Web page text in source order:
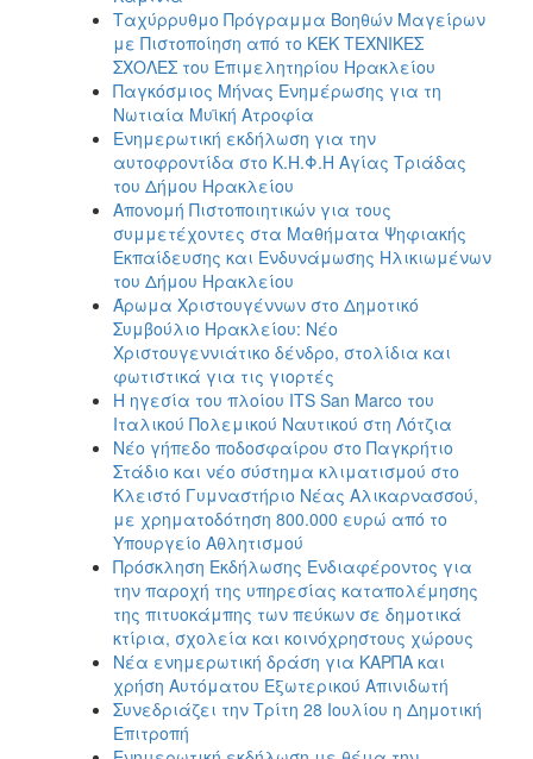
Ταχύρρυθμο Πρόγραμμα Βοηθών Μαγείρων
με Πιστοποίηση από το ΚΕΚ ΤΕΧΝΙΚΕΣ
ΣΧΟΛΕΣ του Επιμελητηρίου Ηρακλείου
Παγκόσμιος Μήνας Ενημέρωσης για τη
Νωτιαία Μυϊκή Ατροφία
Ενημερωτική εκδήλωση για την
αυτοφροντίδα στο Κ.Η.Φ.Η Αγίας Τριάδας
του Δήμου Ηρακλείου
Απονομή Πιστοποιητικών για τους
συμμετέχοντες στα Μαθήματα Ψηφιακής
Εκπαίδευσης και Ενδυνάμωσης Ηλικιωμένων
του Δήμου Ηρακλείου
Άρωμα Χριστουγέννων στο Δημοτικό
Συμβούλιο Ηρακλείου: Νέο
Χριστουγεννιάτικο δένδρο, στολίδια και
φωτιστικά για τις γιορτές
Η ηγεσία του πλοίου ITS San Marco του
Ιταλικού Πολεμικού Ναυτικού στη Λότζια
Νέο γήπεδο ποδοσφαίρου στο Παγκρήτιο
Στάδιο και νέο σύστημα κλιματισμού στο
Κλειστό Γυμναστήριο Νέας Αλικαρνασσού,
με χρηματοδότηση 800.000 ευρώ από το
Υπουργείο Αθλητισμού
Πρόσκληση Εκδήλωσης Ενδιαφέροντος για
την παροχή της υπηρεσίας καταπολέμησης
της πιτυοκάμπης των πεύκων σε δημοτικά
κτίρια, σχολεία και κοινόχρηστους χώρους
Νέα ενημερωτική δράση για ΚΑΡΠΑ και
χρήση Αυτόματου Εξωτερικού Απινιδωτή
Συνεδριάζει την Τρίτη 28 Ιουλίου η Δημοτική
Επιτροπή